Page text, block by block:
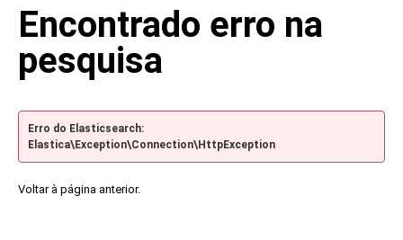
Encontrado erro na
pesquisa
Erro do Elasticsearch:
Elastica\Exception\Connection\HttpException
Voltar à página anterior.